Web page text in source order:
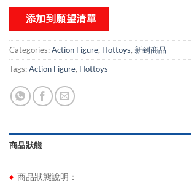
添加到願望清單
Categories:Action Figure, Hottoys, 新到商品​
Tags:Action Figure, Hottoys
商品狀態
♦ 商品狀態說明：